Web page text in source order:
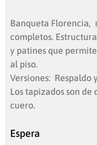
Banqueta Florencia,
completos.
y patines que
al piso.
Versiones: Respaldo
Los tapizados son
cuero.
Espera